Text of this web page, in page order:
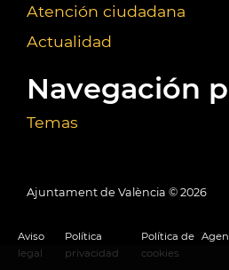
Atención ciudadana
Actualidad
Navegación
Temas
Ajuntament de València © 2026
Aviso
legal
Política
privacidad
Política de
cookies